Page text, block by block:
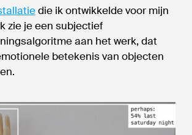
die ik ontwikkelde voor mijn
zie je een subjectief
aan het werk, dat
betekenis van objecten